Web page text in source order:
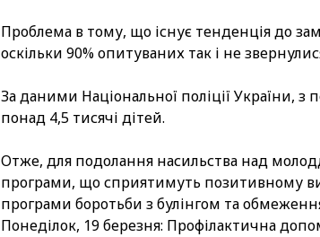
Проблема в тому, що існує тенденція до
оскільки 90% опитуваних так і не
За даними Національної поліції України, з
понад 4,5 тисячі дітей.
Отже, для подолання насильства над
програми, що сприятимуть позитивному
програми боротьби з булінгом та
Понеділок, 19 березня: Профілактична